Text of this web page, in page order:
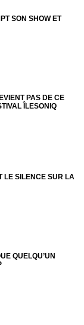
SON SHOW ET
PAS DE CE
ÎLESONIQ
LE SILENCE SUR LA
QUELQU’UN